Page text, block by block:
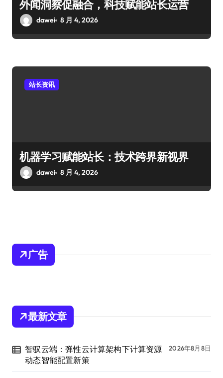
外闻洞察促融合，科技赋能站长运营
dawei 8 月 4, 2026
站长资讯
机器学习赋能站长：技术跨界新视界
dawei 8 月 4, 2026
广告
最新文章
智驭云端：弹性云计算架构下计算资源
动态智能配置新策
2026年8月8日